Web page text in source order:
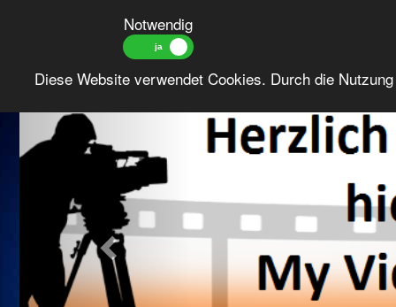
Notwendig
Diese Website verwendet Cookies. Durch die
Previous